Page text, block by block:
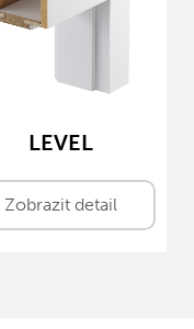
LEVEL
Zobrazit detail